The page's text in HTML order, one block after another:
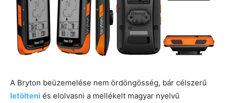
A Bryton beüzemelése nem ördöngösség, bár célszerű
letölteni és elolvasni a mellékelt magyar nyelvű